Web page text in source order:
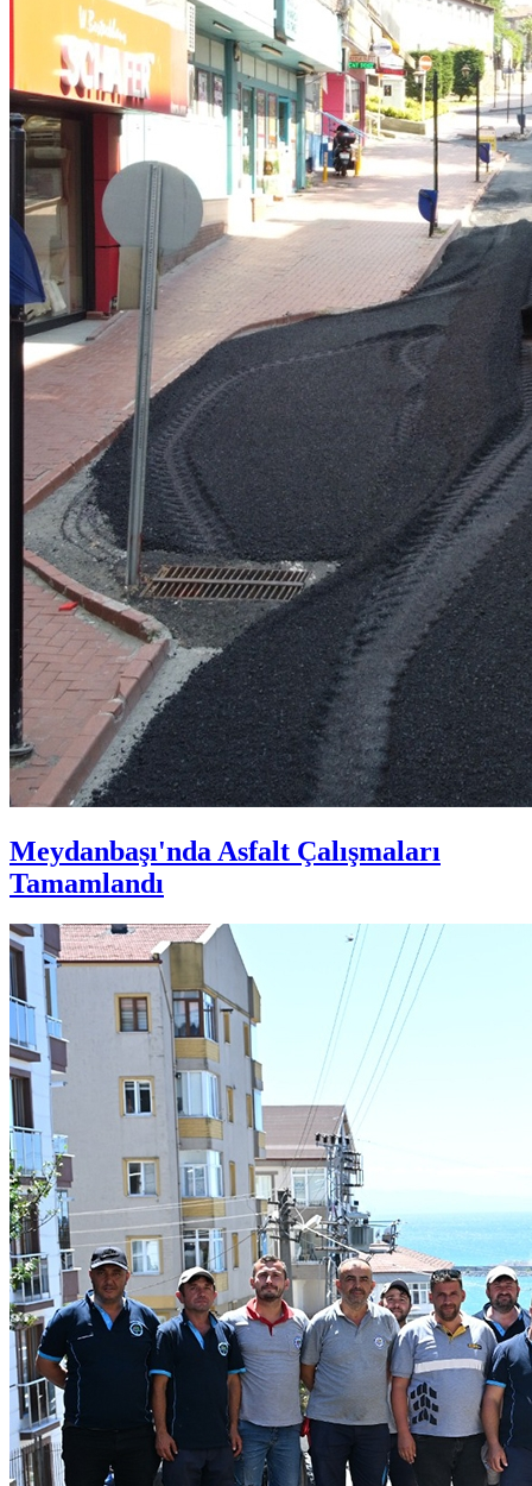
Meydanbaşı'nda Asfalt Çalışmaları
Tamamlandı